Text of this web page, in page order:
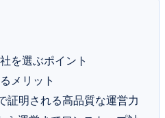
を選ぶポイント
メリット
証明される高品質な運営力